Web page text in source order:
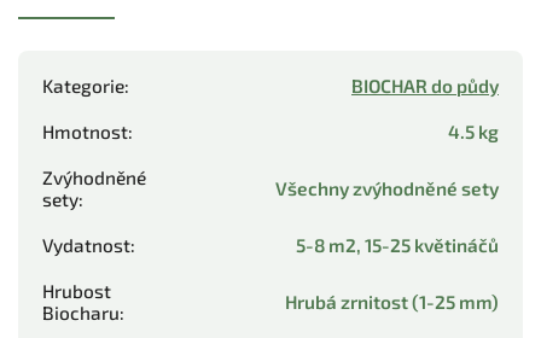
Kategorie: BIOCHAR do půdy
Hmotnost: 4.5 kg
Zvýhodněné
sety: Všechny zvýhodněné sety
Vydatnost: 5-8 m2, 15-25 květináčů
Hrubost
Biocharu: Hrubá zrnitost (1-25 mm)